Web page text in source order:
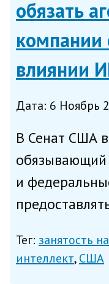
обязать
компании
влиянии
Дата: 6 Ноябрь
В Сенат США
и
страны о
технологий
Тег: занятость
интеллект США